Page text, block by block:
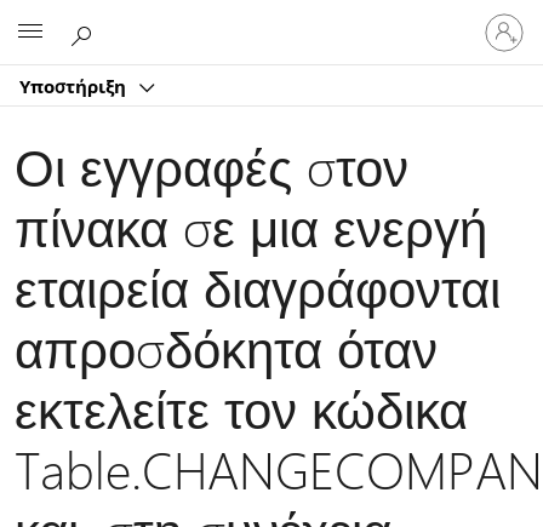
Υποστήριξη
Είσοδος
στον
Οι εγγραφές στον
πίνακα σε μια ενεργή
εταιρεία διαγράφονται
απροσδόκητα όταν
εκτελείτε τον κώδικα